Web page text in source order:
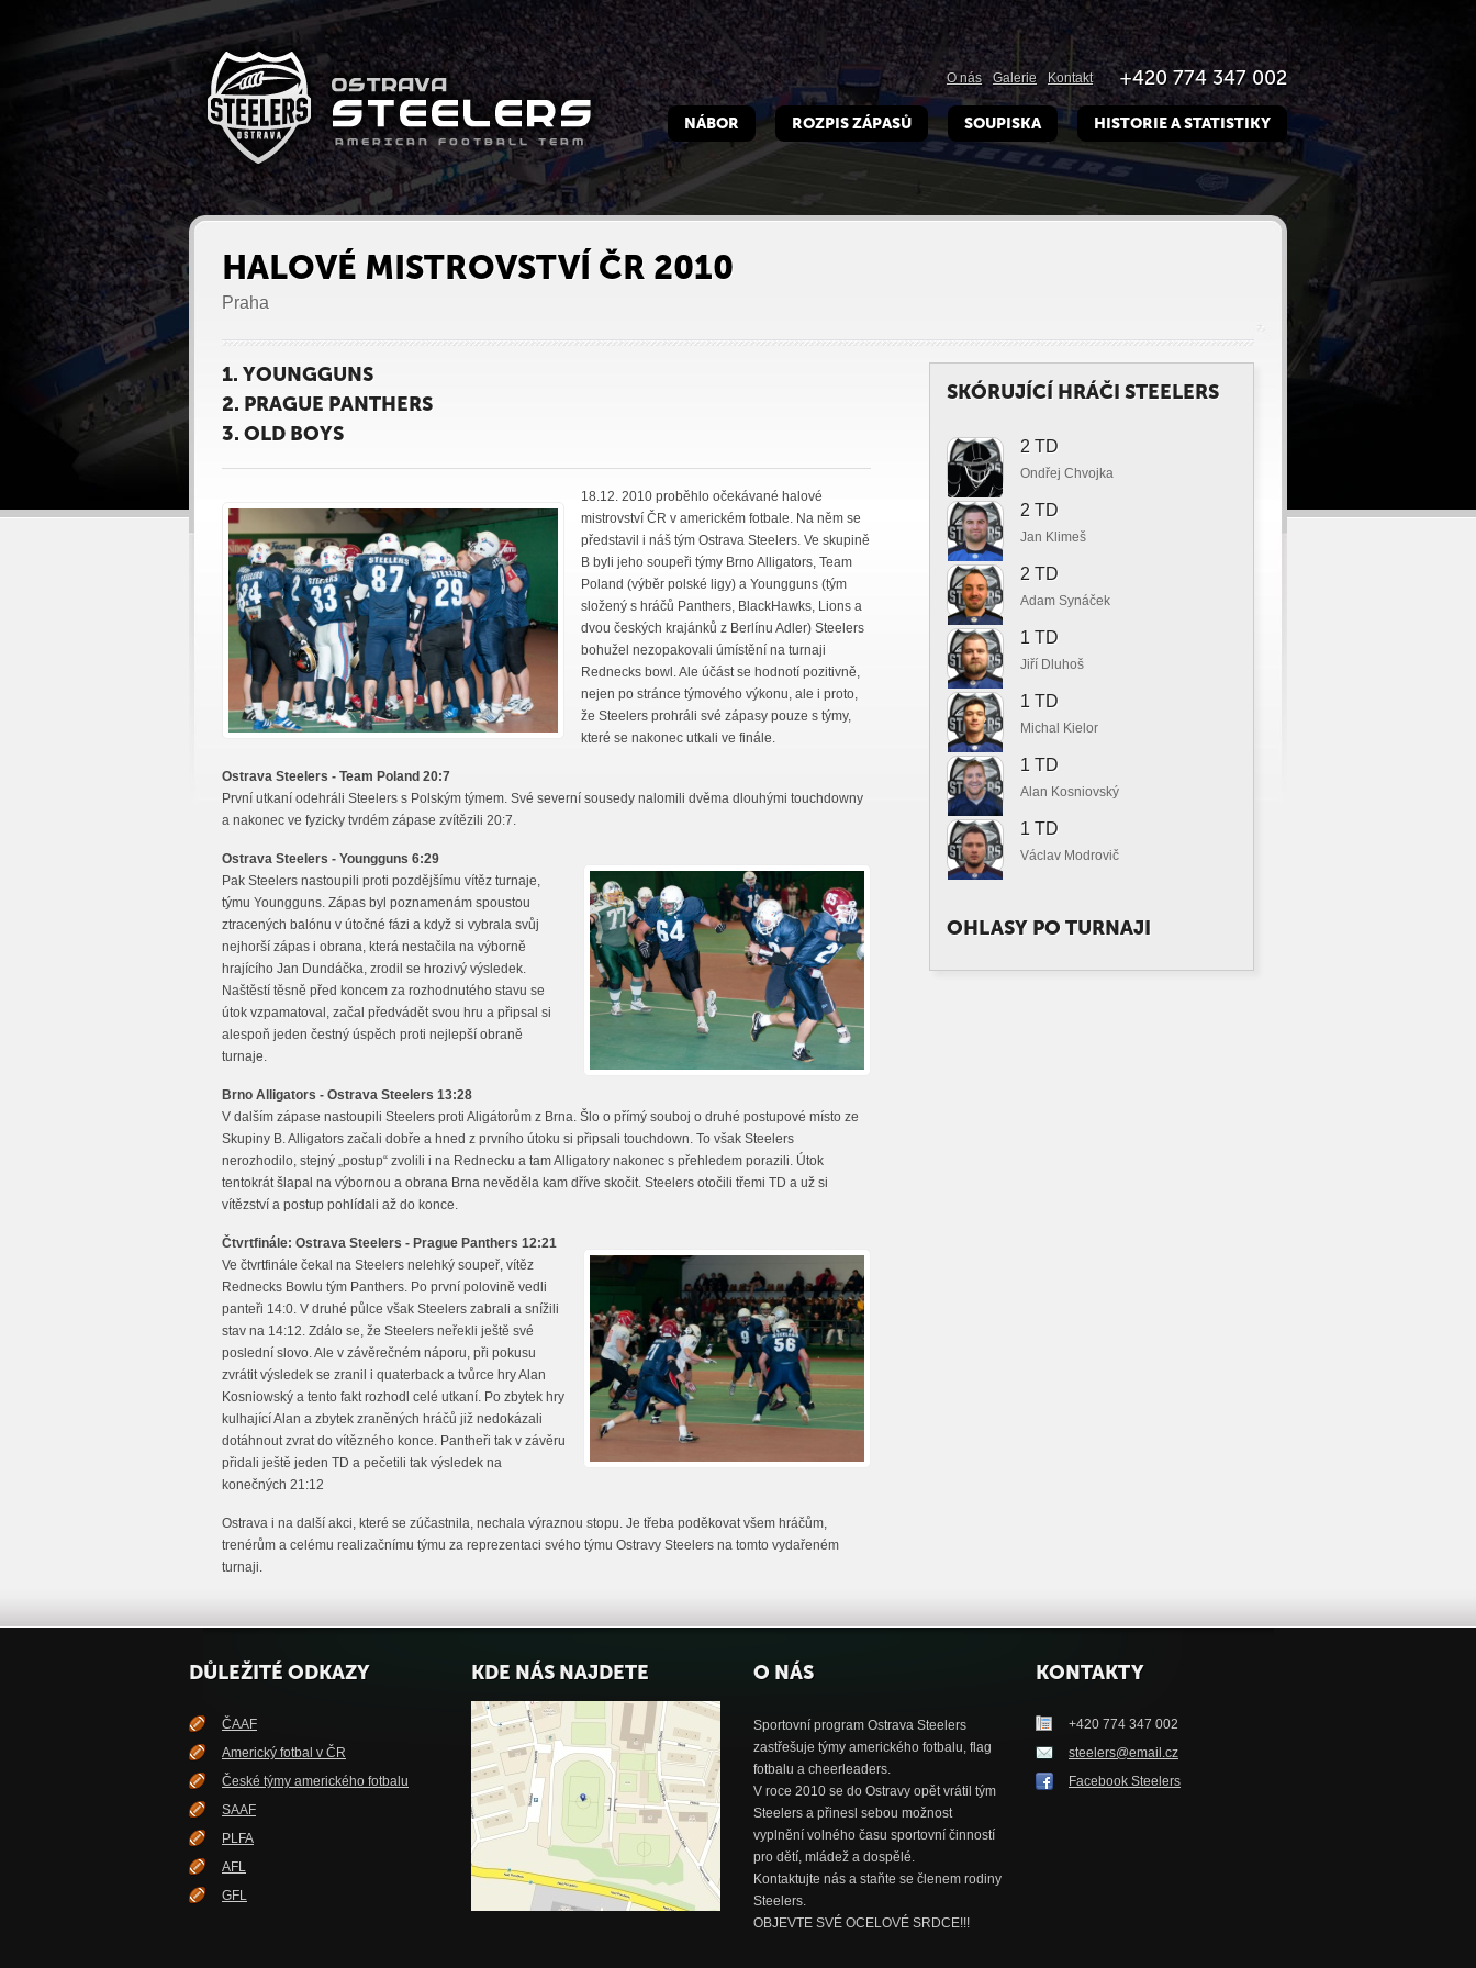
+420 774 347 002
O nás Galerie Kontakt
NÁBOR ROZPIS ZÁPASŮ SOUPISKA HISTORIE A STATISTIKY
HALOVÉ MISTROVSTVÍ ČR 2010
Praha
1. YOUNGGUNS
2. PRAGUE PANTHERS
3. OLD BOYS
18.12. 2010 proběhlo očekávané halové
mistrovství ČR v americkém fotbale. Na něm se
představil i náš tým Ostrava Steelers. Ve skupině
B byli jeho soupeři týmy Brno Alligators, Team
Poland (výběr polské ligy) a Youngguns (tým
složený s hráčů Panthers, BlackHawks, Lions a
dvou českých krajánků z Berlínu Adler) Steelers
bohužel nezopakovali úmístění na turnaji
Rednecks bowl. Ale účást se hodnotí pozitivně,
nejen po stránce týmového výkonu, ale i proto,
že Steelers prohráli své zápasy pouze s týmy,
které se nakonec utkali ve finále.
Ostrava Steelers - Team Poland 20:7
První utkaní odehráli Steelers s Polským týmem. Své severní sousedy nalomili dvěma dlouhými touchdowny
a nakonec ve fyzicky tvrdém zápase zvítězili 20:7.
Ostrava Steelers - Youngguns 6:29
Pak Steelers nastoupili proti pozdějšímu vítěz turnaje,
týmu Youngguns. Zápas byl poznamenám spoustou
ztracených balónu v útočné fázi a když si vybrala svůj
nejhorší zápas i obrana, která nestačila na výborně
hrajícího Jan Dundáčka, zrodil se hrozivý výsledek.
Naštěstí těsně před koncem za rozhodnutého stavu se
útok vzpamatoval, začal předvádět svou hru a připsal si
alespoň jeden čestný úspěch proti nejlepší obraně
turnaje.
Brno Alligators - Ostrava Steelers 13:28
V dalším zápase nastoupili Steelers proti Aligátorům z Brna. Šlo o přímý souboj o druhé postupové místo ze
Skupiny B. Alligators začali dobře a hned z prvního útoku si připsali touchdown. To však Steelers
nerozhodilo, stejný „postup“ zvolili i na Rednecku a tam Alligatory nakonec s přehledem porazili. Útok
tentokrát šlapal na výbornou a obrana Brna nevěděla kam dříve skočit. Steelers otočili třemi TD a už si
vítězství a postup pohlídali až do konce.
Čtvrtfinále: Ostrava Steelers - Prague Panthers 12:21
Ve čtvrtfinále čekal na Steelers nelehký soupeř, vítěz
Rednecks Bowlu tým Panthers. Po první polovině vedli
panteři 14:0. V druhé půlce však Steelers zabrali a snížili
stav na 14:12. Zdálo se, že Steelers neřekli ještě své
poslední slovo. Ale v závěrečném náporu, při pokusu
zvrátit výsledek se zranil i quaterback a tvůrce hry Alan
Kosniowský a tento fakt rozhodl celé utkaní. Po zbytek hry
kulhající Alan a zbytek zraněných hráčů již nedokázali
dotáhnout zvrat do vítězného konce. Pantheři tak v závěru
přidali ještě jeden TD a pečetili tak výsledek na
konečných 21:12
Ostrava i na další akci, které se zúčastnila, nechala výraznou stopu. Je třeba poděkovat všem hráčům,
trenérům a celému realizačnímu týmu za reprezentaci svého týmu Ostravy Steelers na tomto vydařeném
turnaji.
SKÓRUJÍCÍ HRÁČI STEELERS
2 TD
Ondřej Chvojka
2 TD
Jan Klimeš
2 TD
Adam Synáček
1 TD
Jiří Dluhoš
1 TD
Michal Kielor
1 TD
Alan Kosniovský
1 TD
Václav Modrovič
OHLASY PO TURNAJI
DŮLEŽITÉ ODKAZY
ČAAF
Americký fotbal v ČR
České týmy amerického fotbalu
SAAF
PLFA
AFL
GFL
KDE NÁS NAJDETE O NÁS
Sportovní program Ostrava Steelers
zastřešuje týmy amerického fotbalu, flag
fotbalu a cheerleaders.
V roce 2010 se do Ostravy opět vrátil tým
Steelers a přinesl sebou možnost
vyplnění volného času sportovní činností
pro dětí, mládež a dospělé.
Kontaktujte nás a staňte se členem rodiny
Steelers.
OBJEVTE SVÉ OCELOVÉ SRDCE!!!
KONTAKTY
+420 774 347 002
steelers@email.cz
Facebook Steelers